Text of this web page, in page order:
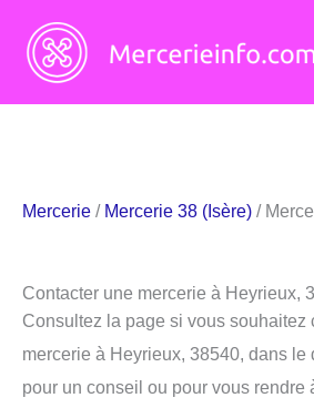
contenu
Mercerie / Mercerie 38 (Isère) /
Contacter une mercerie à Heyrieux,
Consultez la page si vous souhaitez
mercerie à Heyrieux, 38540, dans le
pour un conseil ou pour vous rendre